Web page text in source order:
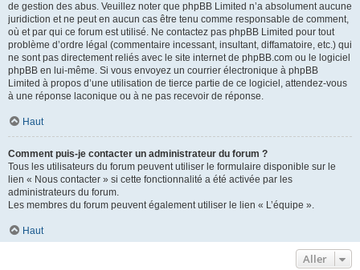
de gestion des abus. Veuillez noter que phpBB Limited n’a absolument aucune
juridiction et ne peut en aucun cas être tenu comme responsable de comment,
où et par qui ce forum est utilisé. Ne contactez pas phpBB Limited pour tout
problème d’ordre légal (commentaire incessant, insultant, diffamatoire, etc.) qui
ne sont pas directement reliés avec le site internet de phpBB.com ou le logiciel
phpBB en lui-même. Si vous envoyez un courrier électronique à phpBB
Limited à propos d’une utilisation de tierce partie de ce logiciel, attendez-vous
à une réponse laconique ou à ne pas recevoir de réponse.
Haut
Comment puis-je contacter un administrateur du forum ?
Tous les utilisateurs du forum peuvent utiliser le formulaire disponible sur le
lien « Nous contacter » si cette fonctionnalité a été activée par les
administrateurs du forum.
Les membres du forum peuvent également utiliser le lien « L’équipe ».
Haut
Aller